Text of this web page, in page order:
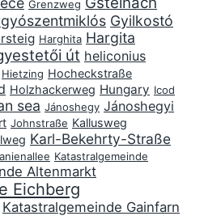
Grenzweg
Gyilkostó
Harghita Hargita
út heliconius
Hietzing Hocheckstraße
Holzhackerweg Hungary Icod
sea Jánoshegy Jánoshegyi
Johnstraße Kallusweg
Karl-Bekehrty-Straße
Katastralgemeinde
Altenmarkt
Eichberg
Katastralgemeinde Gainfarn